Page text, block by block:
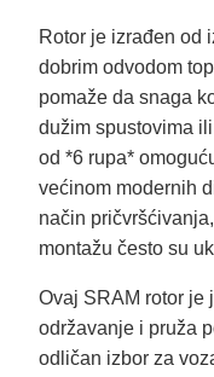
Rotor je izrađen od
dobrim odvodom
pomaže da snaga
dužim spustovima
od *6 rupa*
većinom modernih
način
montažu često su
Ovaj SRAM rotor je
održavanje i pruža
odličan izbor za